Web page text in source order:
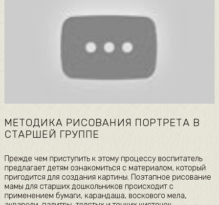
МЕТОДИКА РИСОВАНИЯ ПОРТРЕТА В
СТАРШЕЙ ГРУППЕ
Прежде чем приступить к этому процессу воспитатель
предлагает детям ознакомиться с материалом, который
пригодится для создания картины. Поэтапное рисование
мамы для старших дошкольников происходит с
применением бумаги, карандаша, воскового мела,